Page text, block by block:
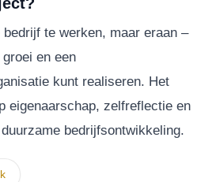
te werken, maar eraan –
en een
kunt realiseren. Het
eigenaarschap, zelfreflectie en
bedrijfsontwikkeling.